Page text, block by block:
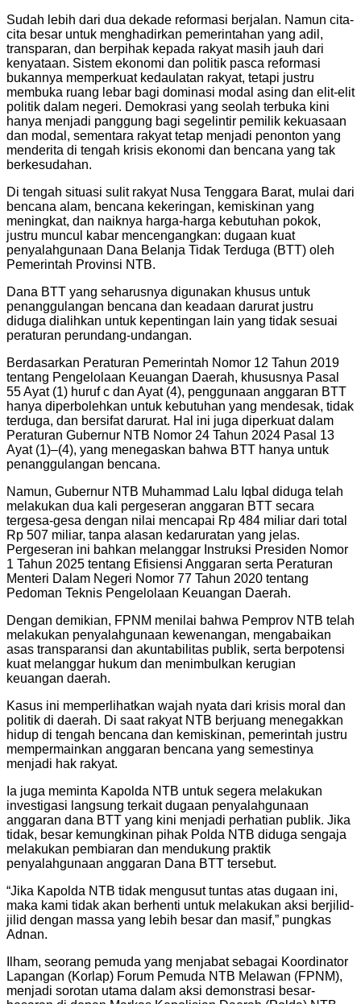
Sudah lebih dari dua dekade reformasi berjalan. Namun cita-
cita besar untuk menghadirkan pemerintahan yang adil,
transparan, dan berpihak kepada rakyat masih jauh dari
kenyataan. Sistem ekonomi dan politik pasca reformasi
bukannya memperkuat kedaulatan rakyat, tetapi justru
membuka ruang lebar bagi dominasi modal asing dan elit-elit
politik dalam negeri. Demokrasi yang seolah terbuka kini
hanya menjadi panggung bagi segelintir pemilik kekuasaan
dan modal, sementara rakyat tetap menjadi penonton yang
menderita di tengah krisis ekonomi dan bencana yang tak
berkesudahan.
Di tengah situasi sulit rakyat Nusa Tenggara Barat, mulai dari
bencana alam, bencana kekeringan, kemiskinan yang
meningkat, dan naiknya harga-harga kebutuhan pokok,
justru muncul kabar mencengangkan: dugaan kuat
penyalahgunaan Dana Belanja Tidak Terduga (BTT) oleh
Pemerintah Provinsi NTB.
Dana BTT yang seharusnya digunakan khusus untuk
penanggulangan bencana dan keadaan darurat justru
diduga dialihkan untuk kepentingan lain yang tidak sesuai
peraturan perundang-undangan.
Berdasarkan Peraturan Pemerintah Nomor 12 Tahun 2019
tentang Pengelolaan Keuangan Daerah, khususnya Pasal
55 Ayat (1) huruf c dan Ayat (4), penggunaan anggaran BTT
hanya diperbolehkan untuk kebutuhan yang mendesak, tidak
terduga, dan bersifat darurat. Hal ini juga diperkuat dalam
Peraturan Gubernur NTB Nomor 24 Tahun 2024 Pasal 13
Ayat (1)–(4), yang menegaskan bahwa BTT hanya untuk
penanggulangan bencana.
Namun, Gubernur NTB Muhammad Lalu Iqbal diduga telah
melakukan dua kali pergeseran anggaran BTT secara
tergesa-gesa dengan nilai mencapai Rp 484 miliar dari total
Rp 507 miliar, tanpa alasan kedaruratan yang jelas.
Pergeseran ini bahkan melanggar Instruksi Presiden Nomor
1 Tahun 2025 tentang Efisiensi Anggaran serta Peraturan
Menteri Dalam Negeri Nomor 77 Tahun 2020 tentang
Pedoman Teknis Pengelolaan Keuangan Daerah.
Dengan demikian, FPNM menilai bahwa Pemprov NTB telah
melakukan penyalahgunaan kewenangan, mengabaikan
asas transparansi dan akuntabilitas publik, serta berpotensi
kuat melanggar hukum dan menimbulkan kerugian
keuangan daerah.
Kasus ini memperlihatkan wajah nyata dari krisis moral dan
politik di daerah. Di saat rakyat NTB berjuang menegakkan
hidup di tengah bencana dan kemiskinan, pemerintah justru
mempermainkan anggaran bencana yang semestinya
menjadi hak rakyat.
Ia juga meminta Kapolda NTB untuk segera melakukan
investigasi langsung terkait dugaan penyalahgunaan
anggaran dana BTT yang kini menjadi perhatian publik. Jika
tidak, besar kemungkinan pihak Polda NTB diduga sengaja
melakukan pembiaran dan mendukung praktik
penyalahgunaan anggaran Dana BTT tersebut.
“Jika Kapolda NTB tidak mengusut tuntas atas dugaan ini,
maka kami tidak akan berhenti untuk melakukan aksi berjilid-
jilid dengan massa yang lebih besar dan masif,” pungkas
Adnan.
Ilham, seorang pemuda yang menjabat sebagai Koordinator
Lapangan (Korlap) Forum Pemuda NTB Melawan (FPNM),
menjadi sorotan utama dalam aksi demonstrasi besar-